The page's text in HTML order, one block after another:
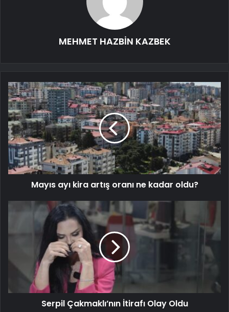
MEHMET HAZBİN KAZBEK
Mayıs ayı kira artış oranı ne kadar oldu?
Serpil Çakmaklı’nın İtirafı Olay Oldu